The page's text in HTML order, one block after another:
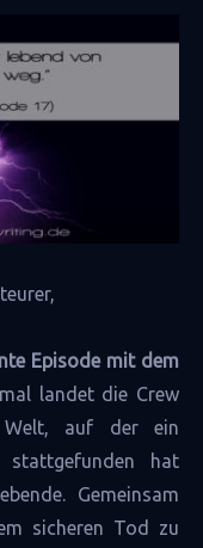
Episode mit dem
landet die Crew
auf der ein
stattgefunden hat
Gemeinsam
sicheren Tod zu